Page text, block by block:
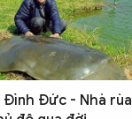
Đình Đức - Nhà rùa